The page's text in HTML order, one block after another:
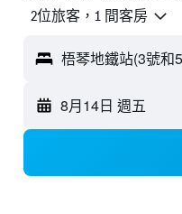
2位旅客，1 間客房
梧琴地鐵站(3號和
8月14日 週五